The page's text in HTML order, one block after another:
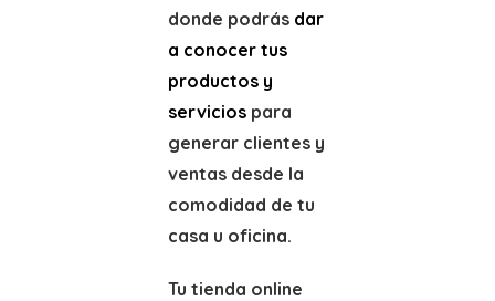
donde podrás dar
a conocer tus
productos y
serviciospara
generar clientes y
ventas desde la
comodidad de tu
casa u oficina.
Tu tienda online